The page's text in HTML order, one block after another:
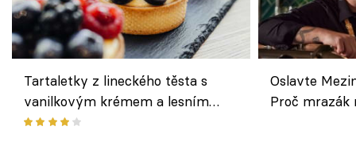
Tartaletky z lineckého těsta s
vanilkovým krémem a lesním
ovocem podle Bread Society
Oslavte
Proč